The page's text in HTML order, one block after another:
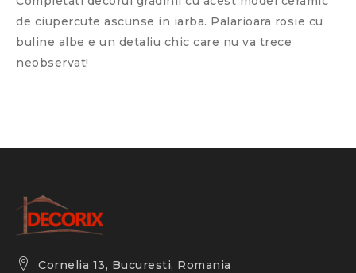
de ciupercute ascunse in iarba. Palarioara rosie cu
buline albe e un detaliu chic care nu va trece
neobservat!
Cornelia 13, Bucuresti, Romania